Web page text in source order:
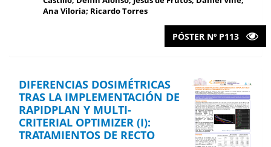
Ana Viloria; Ricardo Torres
PÓSTER Nº P113
DIFERENCIAS DOSIMÉTRICAS
TRAS LA IMPLEMENTACIÓN DE
RAPIDPLAN Y MULTI-
CRITERIAL OPTIMIZER (I):
TRATAMIENTOS DE RECTO